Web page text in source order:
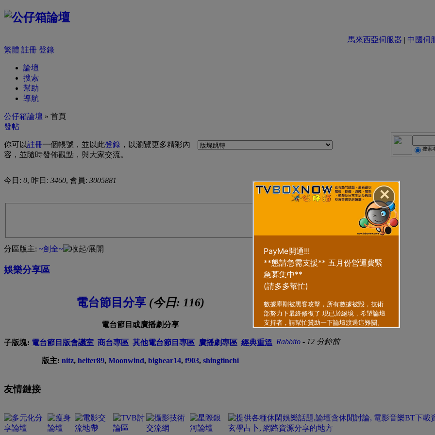
✕
馬來西亞伺服器 | 中國伺
繁體 註冊 登錄
論壇
搜索
幫助
導航
公仔箱論壇 » 首頁
發帖
你可以註冊一個帳號，並以此登錄 ，以瀏覽更多精彩內
容，並隨時發佈觀點，與大家交流。
搜索
今日: 0, 昨日: 3460, 會員: 3005881
分區版主: ~劍全~
娛樂分享區
電台節目分享(今日: 116)
電台節目或廣播劇分享
子版塊: 電台節目版會議室 商台專區 其他電台節目專區 廣播劇專區 經典重溫
版主: nitz, heiter89, Moonwind, bigbear14, f903, shingtinchi
香港電台 講東講西 2026-08-06 ...
Rabbito - 12 分鐘前
友情鏈接